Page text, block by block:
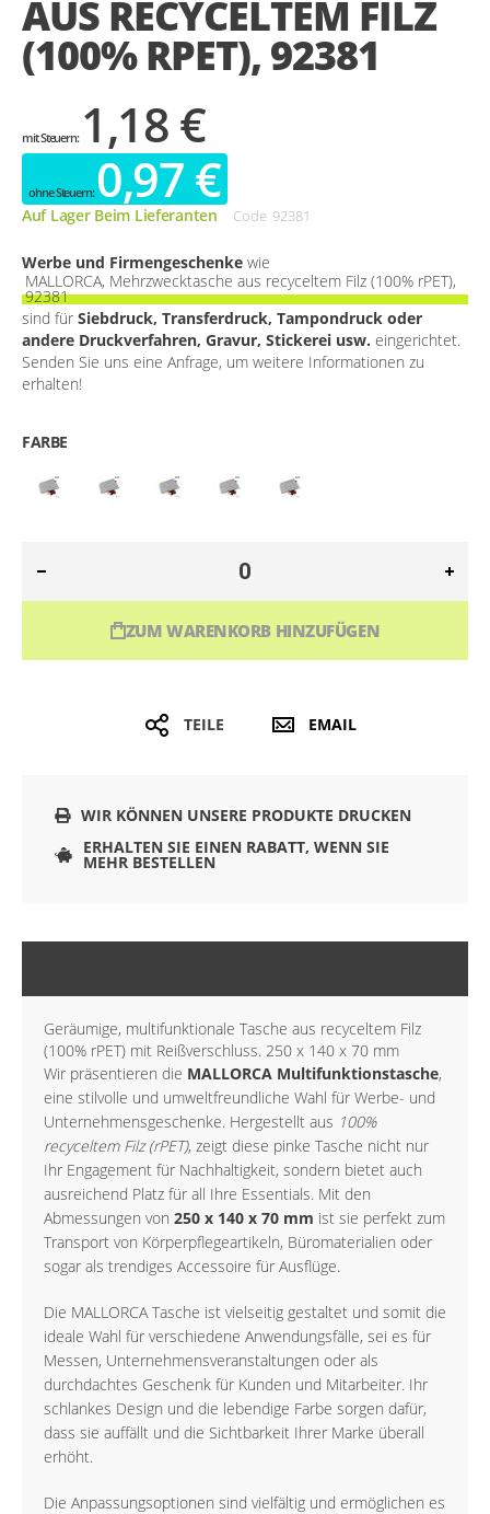
gallery
AUS RECYCELTEM FILZ
(100% RPET), 92381
1,18 €
0,97 €
Auf Lager Beim Lieferanten Code 92381
Werbe und Firmengeschenke wie
MALLORCA, Mehrzwecktasche aus recyceltem Filz (100% rPET),
92381
sind für Siebdruck, Transferdruck, Tampondruck oder
andere Druckverfahren, Gravur, Stickerei usw. eingerichtet.
Senden Sie uns eine Anfrage, um weitere Informationen zu
erhalten!
FARBE
ZUM WARENKORB HINZUFÜGEN
TEILE EMAIL
WIR KÖNNEN UNSERE PRODUKTE DRUCKEN
ERHALTEN SIE EINEN RABATT, WENN SIE
MEHR BESTELLEN
Geräumige, multifunktionale Tasche aus recyceltem Filz
(100% rPET) mit Reißverschluss. 250 x 140 x 70 mm
Wir präsentieren die MALLORCA Multifunktionstasche,
eine stilvolle und umweltfreundliche Wahl für Werbe- und
Unternehmensgeschenke. Hergestellt aus 100%
recyceltem Filz (rPET), zeigt diese pinke Tasche nicht nur
Ihr Engagement für Nachhaltigkeit, sondern bietet auch
ausreichend Platz für all Ihre Essentials. Mit den
Abmessungen von 250 x 140 x 70 mm ist sie perfekt zum
Transport von Körperpflegeartikeln, Büromaterialien oder
sogar als trendiges Accessoire für Ausflüge.
Die MALLORCA Tasche ist vielseitig gestaltet und somit die
ideale Wahl für verschiedene Anwendungsfälle, sei es für
Messen, Unternehmensveranstaltungen oder als
durchdachtes Geschenk für Kunden und Mitarbeiter. Ihr
schlankes Design und die lebendige Farbe sorgen dafür,
dass sie auffällt und die Sichtbarkeit Ihrer Marke überall
erhöht.
Die Anpassungsoptionen sind vielfältig und ermöglichen es